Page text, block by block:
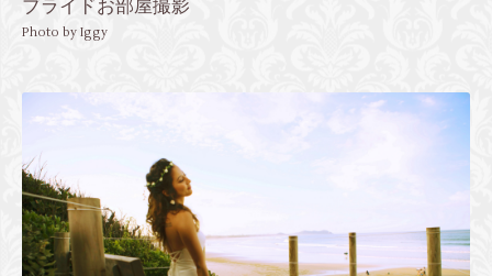
ブライドお部屋撮影
Photo by Iggy